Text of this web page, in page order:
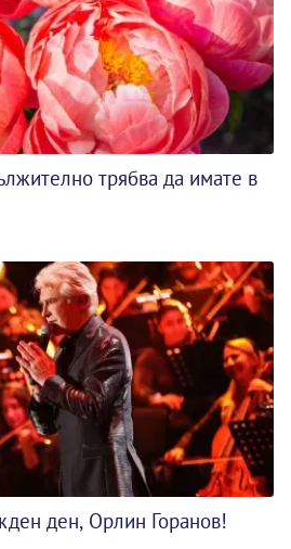
трябва да имате в
ден, Орлин Горанов!